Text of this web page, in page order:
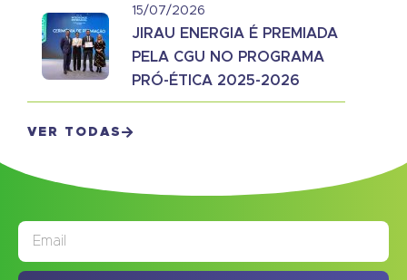
15/07/2026
JIRAU ENERGIA É PREMIADA
PELA CGU NO PROGRAMA
PRÓ-ÉTICA 2025-2026
VER TODAS